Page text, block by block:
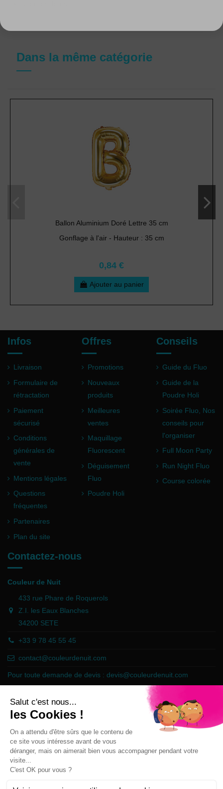
Dans la même catégorie
Ballon Aluminium Doré Lettre 35 cm
Gonflage à l'air - Hauteur : 35 cm
0,84 €
Ajouter au panier
Infos
Livraison
Formulaire de
rétractation
Paiement
sécurisé
Conditions
générales de
vente
Mentions légales
Questions
fréquentes
Partenaires
Plan du site
Offres
Promotions
Nouveaux
produits
Meilleures
ventes
Maquillage
Fluorescent
Déguisement
Fluo
Poudre Holi
Conseils
Guide du Fluo
Guide de la
Poudre Holi
Soirée Fluo, Nos
conseils pour
l'organiser
Full Moon Party
Run Night Fluo
Course colorée
Contactez-nous
Couleur de Nuit
433 rue Phare de Roquerols
Z.I. les Eaux Blanches
34200 SETE
+33 9 78 45 55 45
contact@couleurdenuit.com
Pour toute demande de devis : devis@couleurdenuit.com
Marchand approuvé par la Société des Avis Garantis,cliquez ici pour
vérifier .
Follow us